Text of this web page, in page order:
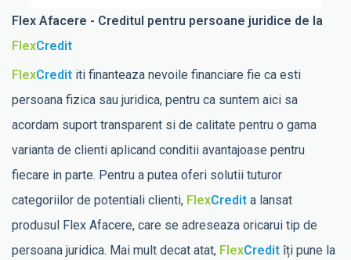
Flex Afacere - Creditul pentru persoane juridice de la
FlexCredit
FlexCredit iti finanteaza nevoile financiare fie ca esti
persoana fizica sau juridica, pentru ca suntem aici sa
acordam suport transparent si de calitate pentru o gama
varianta de clienti aplicand conditii avantajoase pentru
fiecare in parte. Pentru a putea oferi solutii tuturor
categoriilor de potentiali clienti, FlexCredit a lansat
produsul Flex Afacere, care se adreseaza oricarui tip de
persoana juridica. Mai mult decat atat, FlexCredit îți pune la